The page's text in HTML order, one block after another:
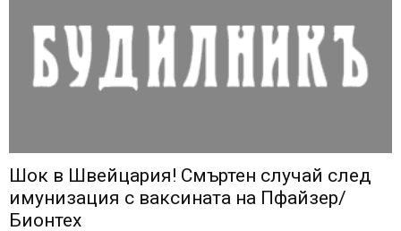
Шок в Швейцария! Смъртен случай след
имунизация с ваксината на Пфайзер/
Бионтех